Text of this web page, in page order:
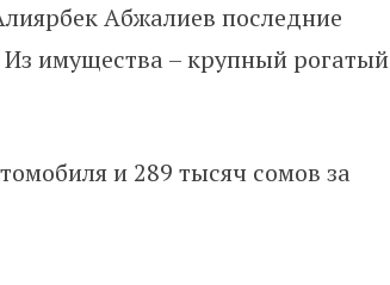
Абжалиев последние
имущества – крупный рогатый
и 289 тысяч сомов за